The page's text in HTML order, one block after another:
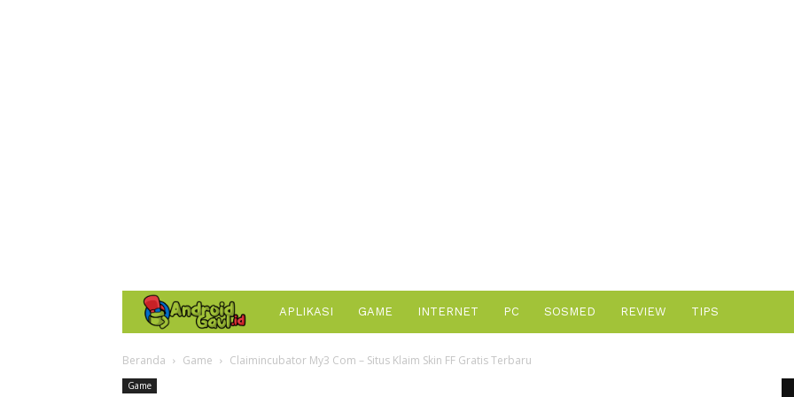
AndroidGaul.id
APLIKASI GAME INTERNET PC SOSMED REVIEW TIPS
Beranda Game Claimincubator My3 Com – Situs Klaim Skin FF Gratis Terbaru
Game